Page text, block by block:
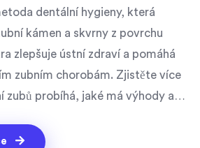
dentální hygieny, která
kámen a skvrny z povrchu
zlepšuje ústní zdraví a pomáhá
zubním chorobám. Zjistěte více
zubů probíhá, jaké má výhody a